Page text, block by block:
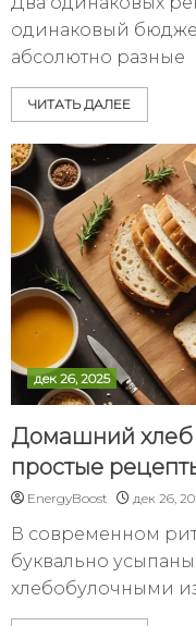
одинаковый
абсолютно разные
ЧИТАТЬ ДАЛЕЕ
дек 26, 2025
Домашний
простые
EnergyBoost дек 26,
В современном
буквально
хлебобулочными